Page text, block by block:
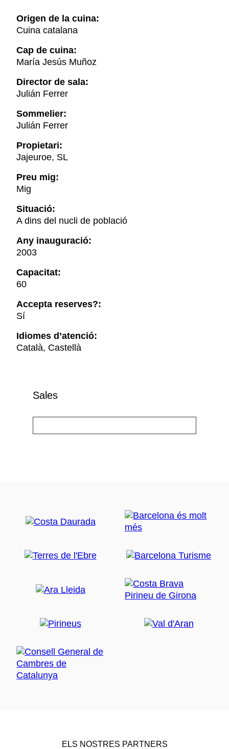
Origen de la cuina:
Cuina catalana
Cap de cuina:
María Jesús Muñoz
Director de sala:
Julián Ferrer
Sommelier:
Julián Ferrer
Propietari:
Jajeuroe, SL
Preu mig:
Mig
Situació:
A dins del nucli de població
Any inauguració:
2003
Capacitat:
60
Accepta reserves?:
Sí
Idiomes d’atenció:
Català, Castellà
Sales
ELS NOSTRES PARTNERS